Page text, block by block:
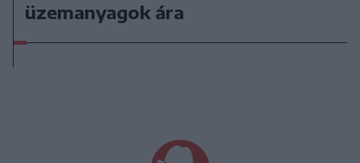
üzemanyagok ára